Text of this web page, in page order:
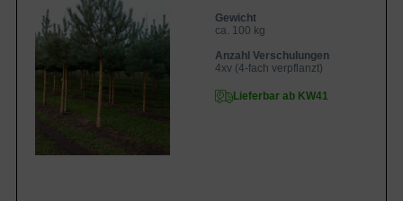
Gewicht
ca. 100 kg
Anzahl Verschulungen
4xv (4-fach verpflanzt)
Lieferbar ab KW41